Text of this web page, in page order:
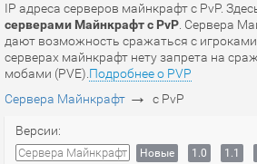
IP адреса серверов майнкрафт с PvP.
серверами Майнкрафт с PvP . Сервера
дают возможность сражаться с
серверах майнкрафт нету запрета на
мобами (PVE). Подробнее о PVP
Сервера Майнкрафт → с PvP
Версии:
Сервера Майнкрафт Новые 1.0 1.1